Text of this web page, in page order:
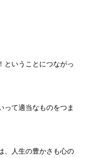
ということにつながっ
って適当なものをつま
、人生の豊かさも心の